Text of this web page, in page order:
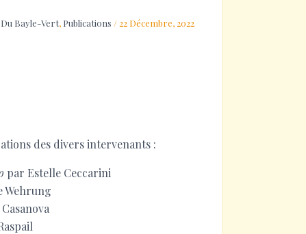
Bayle-Vert, Publications /22 Décembre, 2022
des divers intervenants :
par Estelle Ceccarini
Wehrung